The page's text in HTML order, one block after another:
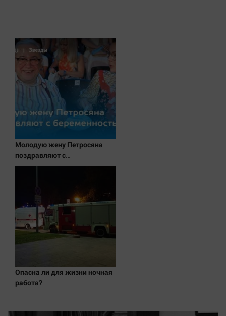
Народная журналистика
Наука
Обсуждаем
Последняя инстанция
Тенденции
Точка на карте
Молодую жену Петросяна
поздравляют с
беременностью
Опасна ли для жизни ночная
работа?